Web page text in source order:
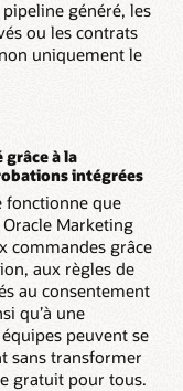
généré, les
ou les contrats
uniquement le
à la
intégrées
fonctionne que
Marketing
commandes grâce
aux règles de
au consentement
qu’à une
peuvent se
sans transformer
gratuit pour tous.